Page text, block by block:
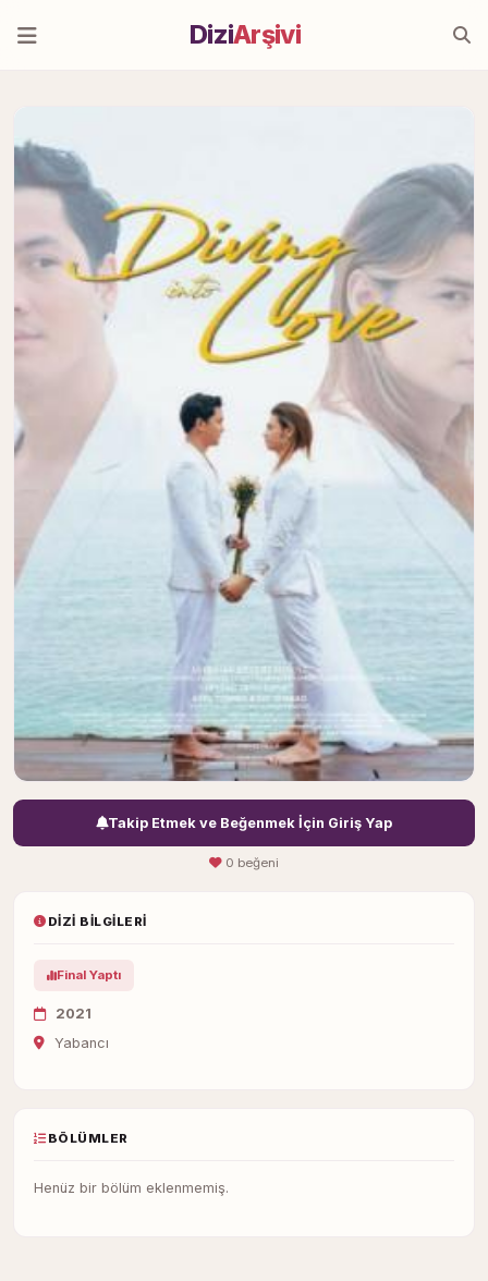
DiziArşivi
Takip Etmek ve Beğenmek İçin Giriş Yap
0 beğeni
DIZI BILGILERI
Final Yaptı
2021
Yabancı
BÖLÜMLER
Henüz bir bölüm eklenmemiş.